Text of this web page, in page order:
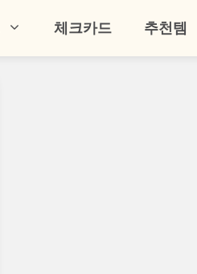
체크카드 추천템